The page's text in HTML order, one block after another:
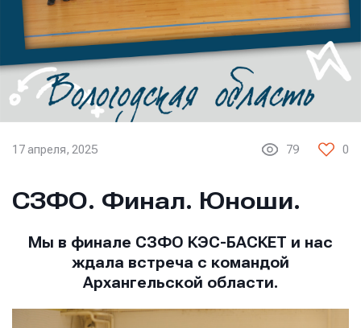
17 апреля, 2025 79 0
СЗФО. Финал. Юноши.
Мы в финале СЗФО КЭС-БАСКЕТ и нас
ждала встреча с командой
Архангельской области.